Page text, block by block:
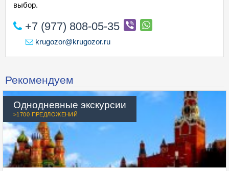
выбор.
+7 (977) 808-05-35
krugozor@krugozor.ru
Рекомендуем
Однодневные экскурсии
>1700 ПРЕДЛОЖЕНИЙ